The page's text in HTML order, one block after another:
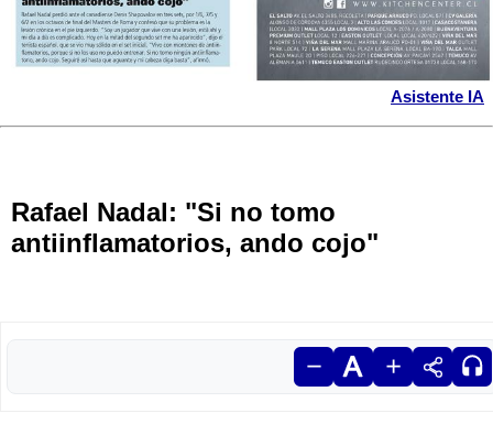
Asistente IA
Rafael Nadal: "Si no tomo
antiinflamatorios, ando cojo"